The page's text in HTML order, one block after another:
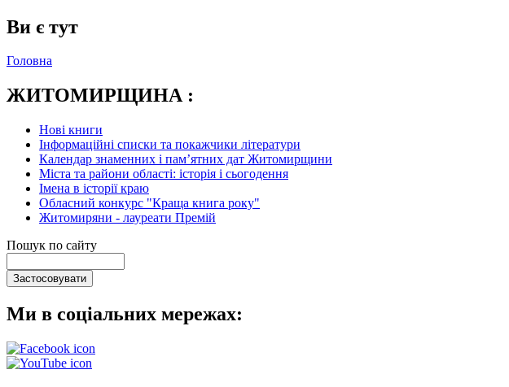
Ви є тут
Головна
ЖИТОМИРЩИНА :
Нові книги
Інформаційні списки та покажчики літератури
Календар знаменних і пам’ятних дат Житомирщини
Міста та райони області: історія і сьогодення
Імена в історії краю
Обласний конкурс "Краща книга року"
Житомиряни - лауреати Премій
Пошук по сайту
Ми в соціальних мережах: